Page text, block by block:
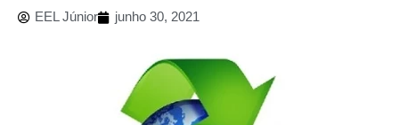
EEL Júnior junho 30, 2021